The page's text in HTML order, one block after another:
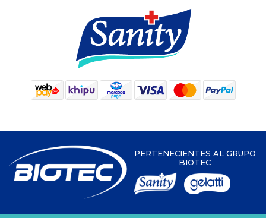
PERTENECIENTES AL GRUPO
BIOTEC